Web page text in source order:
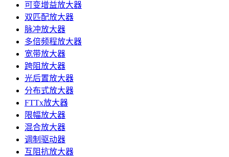
可变增益放大器
双匹配放大器
脉冲放大器
多倍频程放大器
宽带放大器
跨阻放大器
光后置放大器
分布式放大器
FTTx放大器
限幅放大器
混合放大器
调制驱动器
互阻抗放大器